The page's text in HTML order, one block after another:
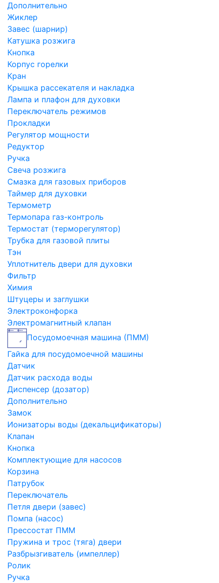
Дополнительно
Жиклер
Завес (шарнир)
Катушка розжига
Кнопка
Корпус горелки
Кран
Крышка рассекателя и накладка
Лампа и плафон для духовки
Переключатель режимов
Прокладки
Регулятор мощности
Редуктор
Ручка
Свеча розжига
Смазка для газовых приборов
Таймер для духовки
Термометр
Термопара газ-контроль
Термостат (терморегулятор)
Трубка для газовой плиты
Тэн
Уплотнитель двери для духовки
Фильтр
Химия
Штуцеры и заглушки
Электроконфорка
Электромагнитный клапан
Посудомоечная машина (ПММ)
Гайка для посудомоечной машины
Датчик
Датчик расхода воды
Диспенсер (дозатор)
Дополнительно
Замок
Ионизаторы воды (декальцификаторы)
Клапан
Кнопка
Комплектующие для насосов
Корзина
Патрубок
Переключатель
Петля двери (завес)
Помпа (насос)
Преcсостат ПММ
Пружина и трос (тяга) двери
Разбрызгиватель (импеллер)
Ролик
Ручка